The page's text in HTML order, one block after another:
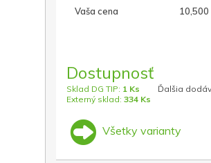
Vaša cena 10,500
Dostupnosť
Sklad DG TIP: 1 Ks
Externý sklad: 334 Ks
Ďalšia
Všetky varianty